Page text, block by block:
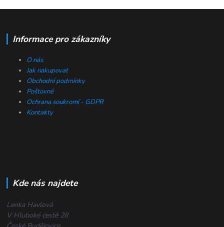
Informace pro zákazníky
O nás
Jak nakupovat
Obchodní podmínky
Poštovné
Ochrana soukromí - GDPR
Kontakty
Kde nás najdete
Lenka Havlová
V Hluboké cestě 28